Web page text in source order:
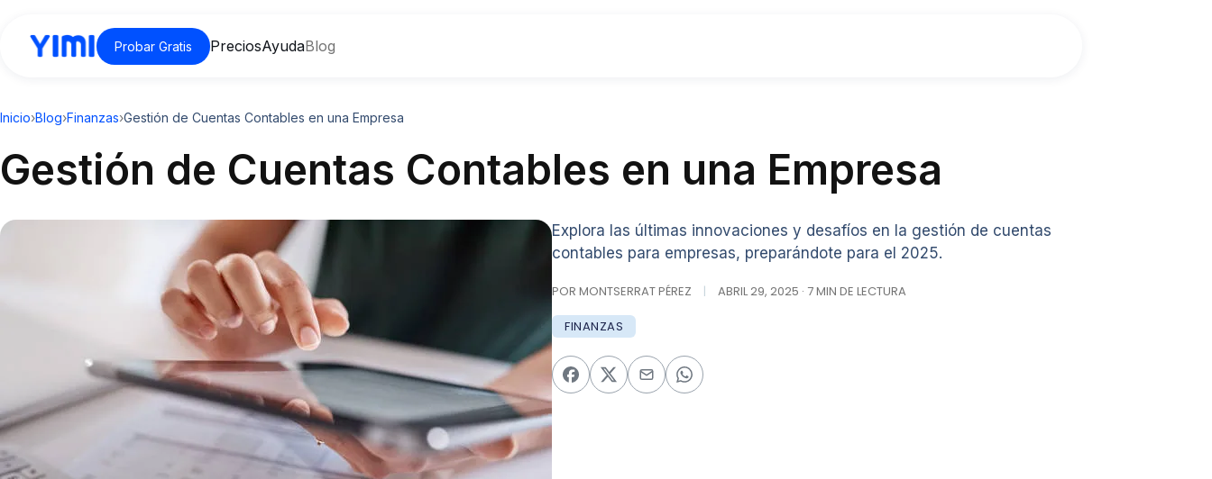
Probar Gratis PreciosAyudaBlog
Inicio›Blog›Finanzas›Gestión de Cuentas Contables en una Empresa
Gestión de Cuentas Contables en una Empresa
Explora las últimas innovaciones y desafíos en la gestión de cuentas
contables para empresas, preparándote para el 2025.
POR MONTSERRAT PÉREZ | ABRIL 29, 2025 · 7 MIN DE LECTURA
FINANZAS